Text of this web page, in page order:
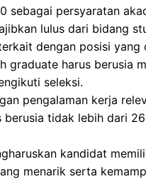
sebagai persyaratan
lulus dari bidang
dengan posisi yang
graduate harus berusia
seleksi.
pengalaman kerja
berusia tidak lebih dari
kandidat
menarik serta